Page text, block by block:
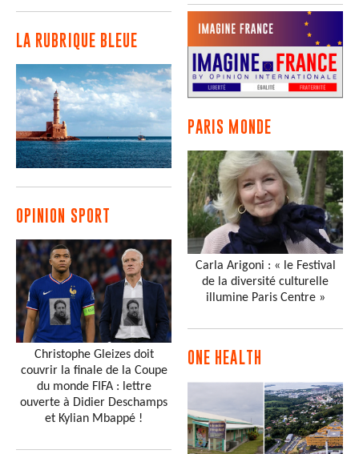
LA RUBRIQUE BLEUE
OPINION SPORT
Christophe Gleizes doit
couvrir la finale de la Coupe
du monde FIFA : lettre
ouverte à Didier Deschamps
et Kylian Mbappé !
PARIS MONDE
Carla Arigoni : « le Festival
de la diversité culturelle
illumine Paris Centre »
ONE HEALTH